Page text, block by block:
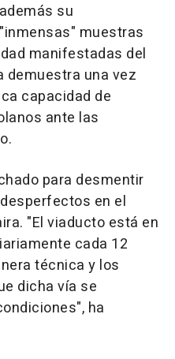
su
muestras
manifestadas del
demuestra una vez
capacidad de
ante las
para desmentir
en el
"El viaducto está en
cada 12
técnica y los
dicha vía se
ha